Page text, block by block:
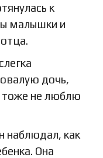
к
малышки и
дочь,
тоже не люблю
наблюдал, как
Она